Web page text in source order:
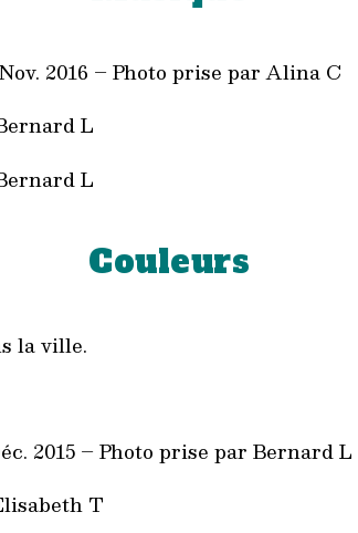
Nov. 2016 – Photo prise par Alina C
L
L
Couleurs
la ville.
2015 – Photo prise par Bernard L
T